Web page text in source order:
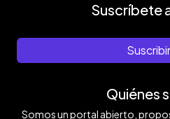
Suscríbete
Quiénes
Somos un portal abierto,